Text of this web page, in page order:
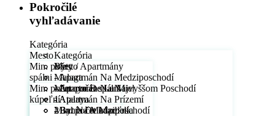
Pokročilé
vyhľadávanie
Kategória
Kategória
Byty / Apartmány
- Apartmán Na Medziposchodí
- Apartmán Na Najvyššom Poschodí
- Apartmán Na Prízemí
- Byt Na Medziposchodí
Mesto
Mesto
Malaga
- Arroyo De La Miel
- Atalaya
- Bahía De Marbella
Min. počet
spálni
Min. počet spálni
1
2
Min. počet
kúpeľní
Min. počet kúpeľní